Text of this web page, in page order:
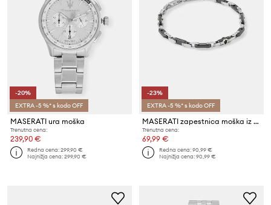
-20%
EXTRA -5 %* s kodo OFF
MASERATI ura moška
Trenutna cena:
239,90 €
Redna cena:299,90 €
Najnižja cena:299,90 €
-23%
EXTRA -5 %* s kodo OFF
MASERATI zapestnica moška iz nerjavečega jekla in keramike
Trenutna cena:
69,99 €
Redna cena:90,99 €
Najnižja cena:90,99 €